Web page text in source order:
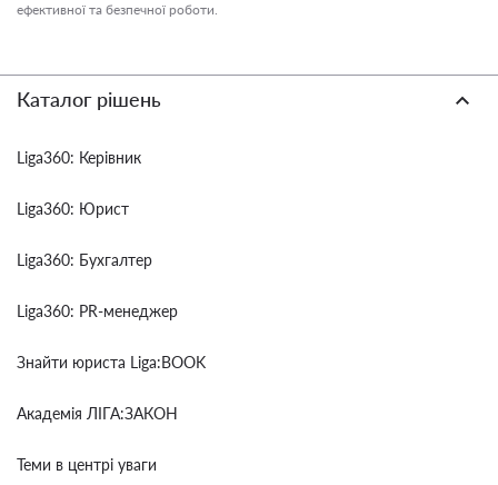
ефективної та безпечної роботи.
Каталог рішень
Liga360: Керівник
Liga360: Юрист
Liga360: Бухгалтер
Liga360: PR-менеджер
Знайти юриста Liga:BOOK
Академія ЛІГА:ЗАКОН
Теми в центрі уваги